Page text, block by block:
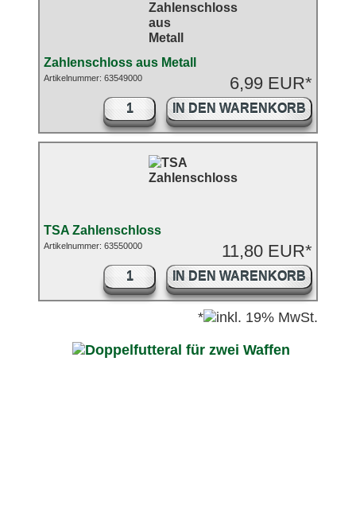
Zahlenschloss aus Metall
6,99 EUR*
Artikelnummer: 63549000
IN DEN WARENKORB
TSA Zahlenschloss
11,80 EUR*
Artikelnummer: 63550000
IN DEN WARENKORB
*